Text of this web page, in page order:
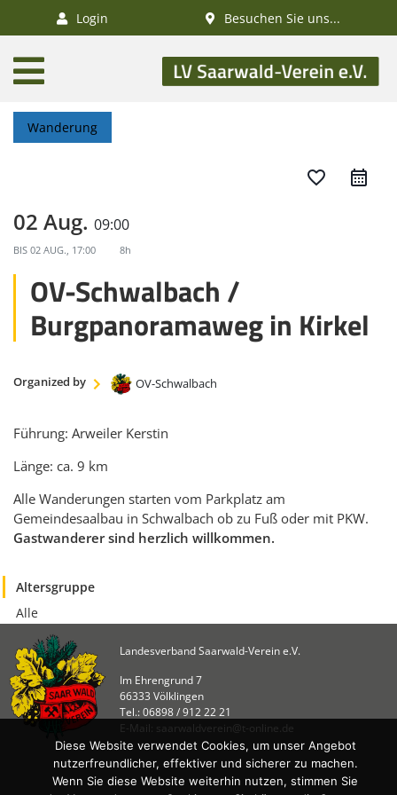
Login Besuchen Sie uns...
AKTUELLES
Aktivitätenkalender
Veranstaltungen
GESUNDHEIT
Gesundheitswandern
Wanderabzeichen
NATUR
KULTUR
Naturschutz
Heimatpflege
Heimatpreis
WANDERN
SWV
Wegemanagement
Lehrgänge
Wandertipps
Aktivitätenübersicht
ANGEBOTE
Mitgliedschaft
Wanderung
favorite_border
02 Aug. 09:00
BIS 02 AUG., 17:00 8h
OV-Schwalbach /
Burgpanoramaweg in Kirkel
Organized by OV-Schwalbach
Führung: Arweiler Kerstin
Länge: ca. 9 km
Alle Wanderungen starten vom Parkplatz am
Gemeindesaalbau in Schwalbach ob zu Fuß oder mit PKW.
Gastwanderer sind herzlich willkommen.
Altersgruppe
Alle
Landesverband Saarwald-Verein e.V.
Im Ehrengrund 7
66333 Völklingen
Tel.: 06898 / 912 22 21
E-Mail: saarwaldverein@t-online.de
Diese Website verwendet Cookies, um unser Angebot
nutzerfreundlicher, effektiver und sicherer zu machen.
Wenn Sie diese Website weiterhin nutzen, stimmen Sie